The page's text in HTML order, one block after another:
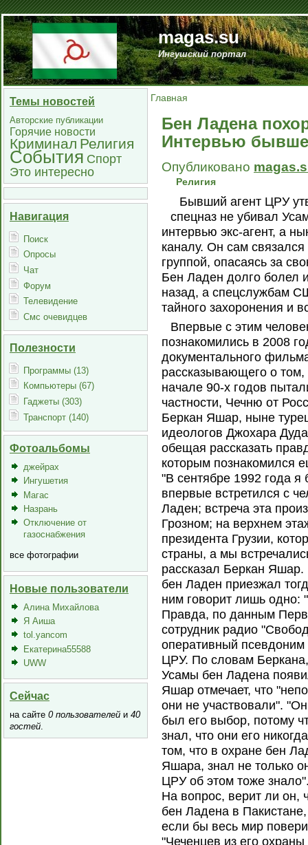
magas.su
Ингушский портал
Темы новостей
Авторские публикации
Горячие новости
Криминал Религия
События Спорт
Это интересно
Навигация
Поиск
Опросы
Чат
Форум
Телевидение
Смс очевидцев
Полезности
Программы (13)
Компьютеры (67)
Гаджеты (303)
Транспорт (140)
Фотоальбомы
джейрах
Ингушетия
Магас
Назрань
Отключение от
газоснабжения
все фотографии
Новые пользователи
Алина Михайлова
Я Аиша
tol.yancom
Екатерина55588
UWW
Сейчас
на сайте 0 пользователей и 40
гостей.
Главная
Бен Ладена
Интервью
Опубликовано
Религия
Бывший агент ЦРУ
спецназ не убивал
интервью экс-агент, а
каналу. Он сам
группой, опасаясь за
Бен Ладен долго болел
назад, а спецслужбам
тайного захоронения и
Впервые с этим
познакомились в 2008
документального
рассказывающего о
начале 90-х годов
частности, Чечню от
Беркан Яшар, ныне
идеологов Джохара
обещая рассказать
которым познакомился
"В сентябре 1992 года
впервые встретился с
Ладен; встреча эта
Грозном; на верхнем
президента Грузии,
страны, а мы
рассказал Беркан Яшар.
бен Ладен приезжал
ним говорит лишь одно:
Правда, по данным
сотрудник радио
оперативный
ЦРУ. По словам
Усамы бен Ладена
Яшар отмечает, что
они не участвовали".
был его выбор, потому
знал, что они его
том, что в охране бен
Яшара, знал не только
ЦРУ об этом тоже
На вопрос, верит ли он,
бен Ладена в
если бы весь мир
"Чеченцев из его